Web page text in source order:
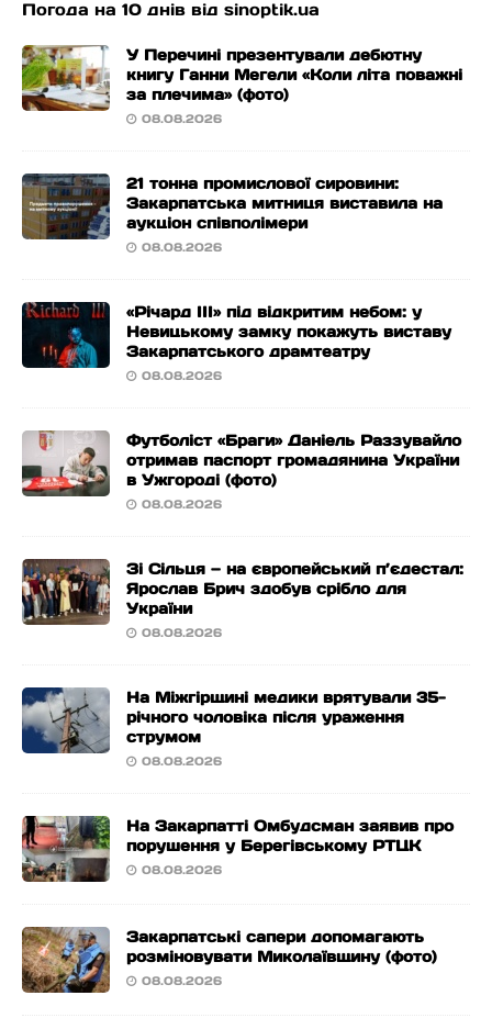
Погода на 10 днів від sinoptik.ua
У Перечині презентували дебютну
книгу Ганни Мегели «Коли літа поважні
за плечима» (фото)
08.08.2026
21 тонна промислової сировини:
Закарпатська митниця виставила на
аукціон співполімери
08.08.2026
«Річард ІІІ» під відкритим небом: у
Невицькому замку покажуть виставу
Закарпатського драмтеатру
08.08.2026
Футболіст «Браги» Даніель Раззувайло
отримав паспорт громадянина України
в Ужгороді (фото)
08.08.2026
Зі Сільця — на європейський п’єдестал:
Ярослав Брич здобув срібло для
України
08.08.2026
На Міжгірщині медики врятували 35-
річного чоловіка після ураження
струмом
08.08.2026
На Закарпатті Омбудсман заявив про
порушення у Берегівському РТЦК
08.08.2026
Закарпатські сапери допомагають
розміновувати Миколаївщину (фото)
08.08.2026